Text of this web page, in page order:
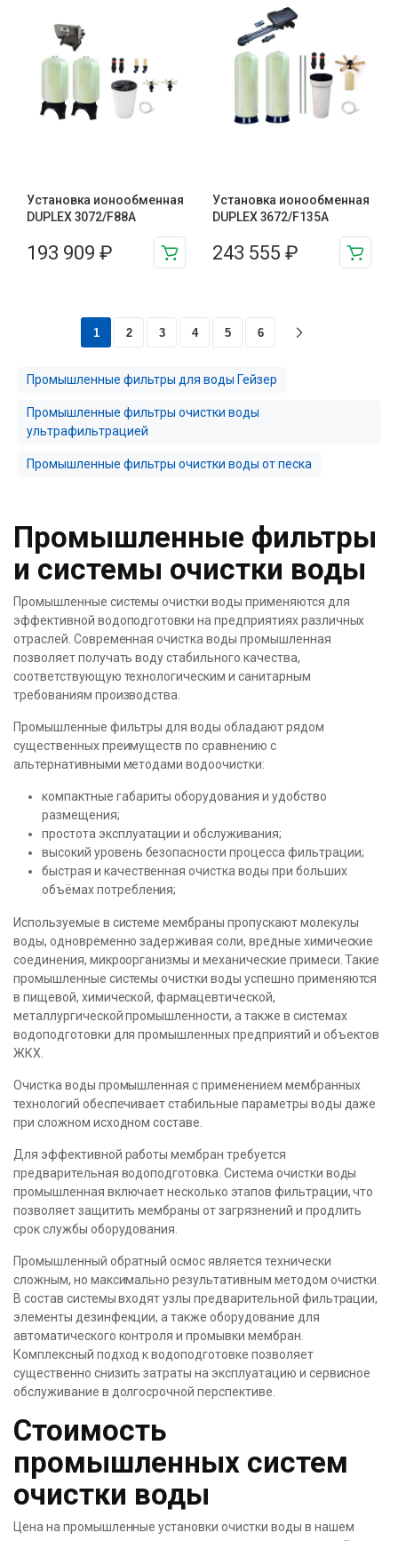
Установка ионообменная
DUPLEX 3072/F88A
193 909 ₽
Установка ионообменная
DUPLEX 3672/F135A
243 555 ₽
1 2 3 4 5 6
Промышленные фильтры для воды Гейзер
Промышленные фильтры очистки воды
ультрафильтрацией
Промышленные фильтры очистки воды от песка
Промышленные фильтры
и системы очистки воды
Промышленные системы очистки воды применяются для
эффективной водоподготовки на предприятиях различных
отраслей. Современная очистка воды промышленная
позволяет получать воду стабильного качества,
соответствующую технологическим и санитарным
требованиям производства.
Промышленные фильтры для воды обладают рядом
существенных преимуществ по сравнению с
альтернативными методами водоочистки:
компактные габариты оборудования и удобство
размещения;
простота эксплуатации и обслуживания;
высокий уровень безопасности процесса фильтрации;
быстрая и качественная очистка воды при больших
объёмах потребления;
Используемые в системе мембраны пропускают молекулы
воды, одновременно задерживая соли, вредные химические
соединения, микроорганизмы и механические примеси. Такие
промышленные системы очистки воды успешно применяются
в пищевой, химической, фармацевтической,
металлургической промышленности, а также в системах
водоподготовки для промышленных предприятий и объектов
ЖКХ.
Очистка воды промышленная с применением мембранных
технологий обеспечивает стабильные параметры воды даже
при сложном исходном составе.
Для эффективной работы мембран требуется
предварительная водоподготовка. Система очистки воды
промышленная включает несколько этапов фильтрации, что
позволяет защитить мембраны от загрязнений и продлить
срок службы оборудования.
Промышленный обратный осмос является технически
сложным, но максимально результативным методом очистки.
В состав системы входят узлы предварительной фильтрации,
элементы дезинфекции, а также оборудование для
автоматического контроля и промывки мембран.
Комплексный подход к водоподготовке позволяет
существенно снизить затраты на эксплуатацию и сервисное
обслуживание в долгосрочной перспективе.
Стоимость
промышленных систем
очистки воды
Цена на промышленные установки очистки воды в нашем